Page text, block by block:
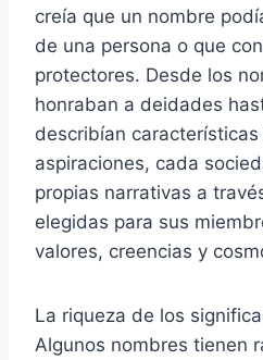
creía que un nombre
de una persona o que
protectores. Desde los
honraban a deidades
describían
aspiraciones, cada
propias narrativas a
elegidas para sus
valores, creencias y
La riqueza de los
Algunos nombres tienen